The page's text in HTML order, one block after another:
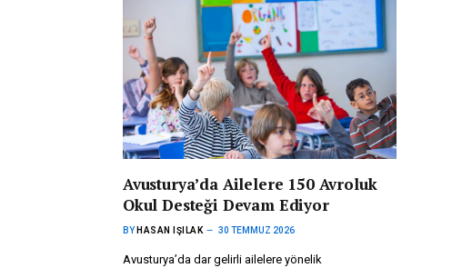
Avusturya’da Ailelere 150 Avroluk
Okul Desteği Devam Ediyor
BY HASAN IŞILAK 30 TEMMUZ 2026
Avusturya’da dar gelirli ailelere yönelik